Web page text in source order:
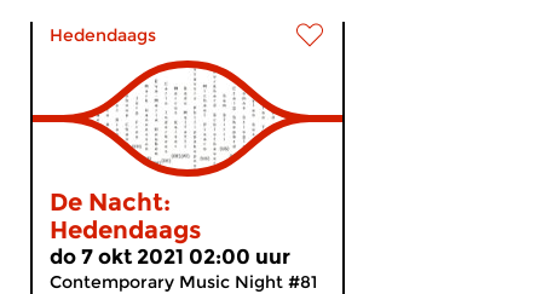
Hedendaags
De Nacht:
Hedendaags
do 7 okt 2021 02:00 uur
Contemporary Music Night #81